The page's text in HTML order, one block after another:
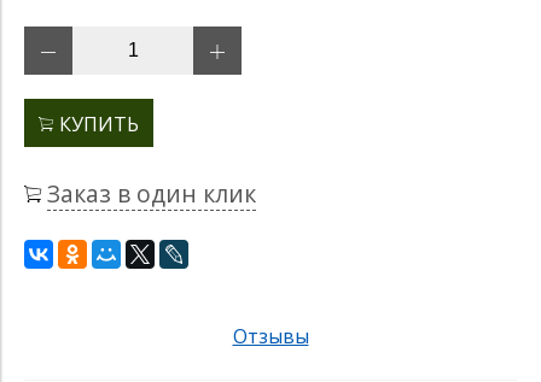
КУПИТЬ
Заказ в один клик
Отзывы